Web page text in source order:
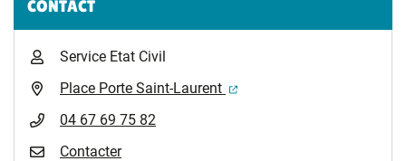
CONTACT
Service Etat Civil
Place Porte Saint-Laurent
(ouverture dans un
04 67 69 75 82
Contacter